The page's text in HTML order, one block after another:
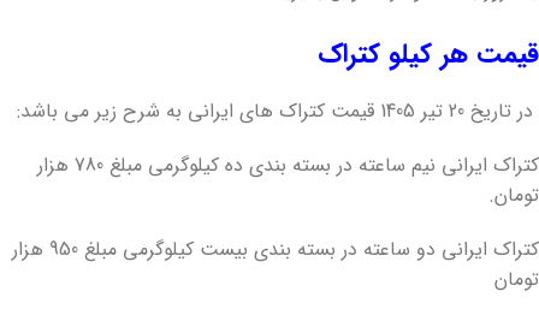
قیمت هر کیلو کتراک
در تاریخ 20 تیر 1405 قیمت کتراک های ایرانی به شرح زیر می باشد:
کتراک ایرانی نیم ساعته در بسته بندی ده کیلوگرمی مبلغ 780 هزار
تومان.
کتراک ایرانی دو ساعته در بسته بندی بیست کیلوگرمی مبلغ 950 هزار
تومان